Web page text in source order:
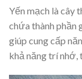
Yến mạch là cây
chứa thành phần
giúp cung cấp
khả năng trí nhớ,